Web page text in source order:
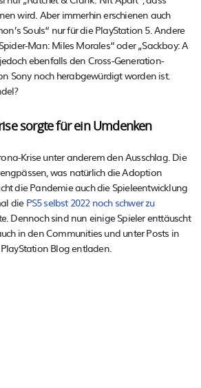
wird. Aber immerhin erschienen auch
Souls“ nur für die PlayStation 5. Andere
Man: Miles Morales“ oder „Sackboy: A
ebenfalls den Cross-Generation-
Sony noch herabgewürdigt worden ist.
sorgte für ein Umdenken
Krise unter anderem den Ausschlag. Die
was natürlich die Adoption
die Pandemie auch die Spieleentwicklung
die PS5 selbst 2022 noch schwer zu
Dennoch sind nun einige Spieler enttäuscht
in den Communities und unter Posts in
Blog entladen.